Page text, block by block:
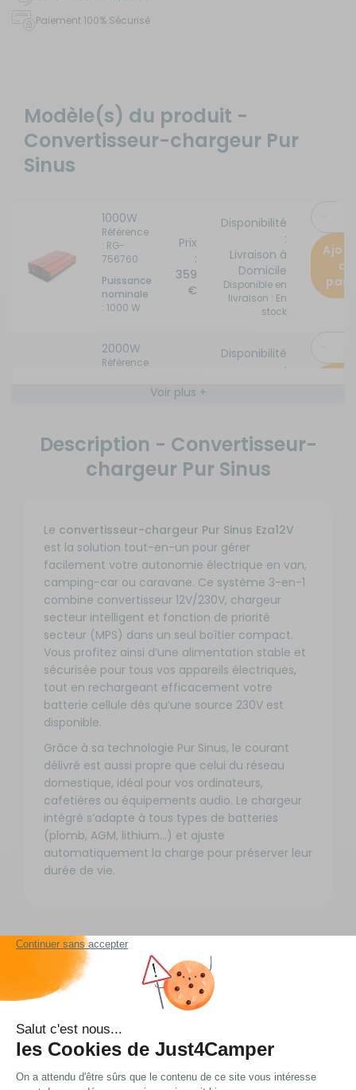
Paiement 100% Sécurisé
Modèle(s) du produit -
Convertisseur-chargeur Pur
Sinus
1000W
Référence
: RG-
756760
Puissance
nominale
: 1000 W
Prix
:
359
€
Disponibilité
:
Livraison à
Domicile
Disponible en
livraison : En
stock
au
2000W
Référence
:2000 W
:
Disponibilité
:
stock
3000W
Puissance
nominale
:3000 W
839
€
Domicile
Disponible en
livraison : En
stock
500W
Référence
: RG-
756750
Puissance
nominale
500 W
Prix
:
209
€
Disponibilité
:
Livraison à
Domicile
Disponible en
livraison : En
stock
Voir plus +
Description - Convertisseur-
chargeur Pur Sinus
Le convertisseur-chargeur Pur Sinus Eza12V
est la solution tout-en-un pour gérer
facilement votre autonomie électrique en van,
camping-car ou caravane. Ce système 3-en-1
combine convertisseur 12V/230V, chargeur
secteur intelligent et fonction de priorité
secteur (MPS) dans un seul boîtier compact.
Vous profitez ainsi d’une alimentation stable et
sécurisée pour tous vos appareils électriques,
tout en rechargeant efficacement votre
batterie cellule dès qu’une source 230V est
disponible.
Grâce à sa technologie Pur Sinus, le courant
délivré est aussi propre que celui du réseau
domestique, idéal pour vos ordinateurs,
cafetières ou équipements audio. Le chargeur
intégré s’adapte à tous types de batteries
(plomb, AGM, lithium...) et ajuste
automatiquement la charge pour préserver leur
durée de vie.
Informations
complémentaires
Tension d’entrée : 12 V DC (batterie)
Tension de sortie : 230 V AC (onde
sinusoïdale pure)